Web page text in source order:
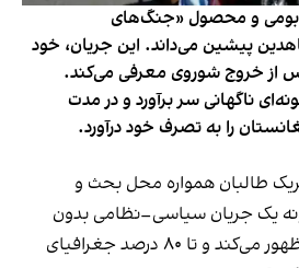
بومی و محصول «جنگ‌های
پیشین می‌داند. این جریان، خود
از خروج شوروی معرفی می‌کند.
در سال ۱۹۹۴ به‌گونه‌ای ناگهانی سر برآورد و در مدت
را به تصرف خود درآورد.
طالبان همواره محل بحث و
یک جریان سیاسی–نظامی بدون
هیچ پیشینه‌ای، ناگهان ظهور می‌کند و تا ۸۰ درصد جغرافیای